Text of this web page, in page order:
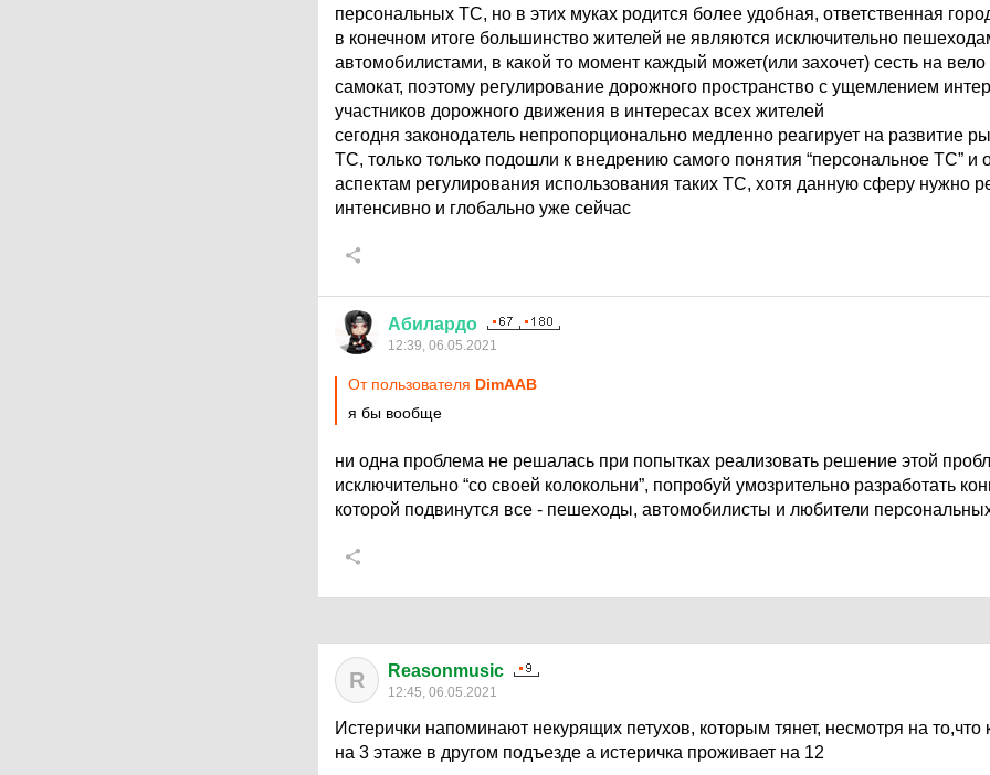
персональных ТС, но в этих муках родится более удобная, ответственная
в конечном итоге большинство жителей не являются исключительно
автомобилистами, в какой то момент каждый может(или захочет) сесть на вело
самокат, поэтому регулирование дорожного пространство с ущемлением
участников дорожного движения в интересах всех жителей
сегодня законодатель непропорционально медленно реагирует на развитие
ТС, только только подошли к внедрению самого понятия “персональное ТС” и
аспектам регулирования использования таких ТС, хотя данную сферу нужно
интенсивно и глобально уже сейчас
Абилардо
12:39, 06.05.2021
От пользователя DimAAB
я бы вообще
ни одна проблема не решалась при попытках реализовать решение этой
исключительно “со своей колокольни”, попробуй умозрительно разработать
которой подвинутся все - пешеходы, автомобилисты и любители
R Reasonmusic
12:45, 06.05.2021
Истерички напоминают некурящих петухов, которым тянет, несмотря на то,что
на 3 этаже в другом подъезде а истеричка проживает на 12